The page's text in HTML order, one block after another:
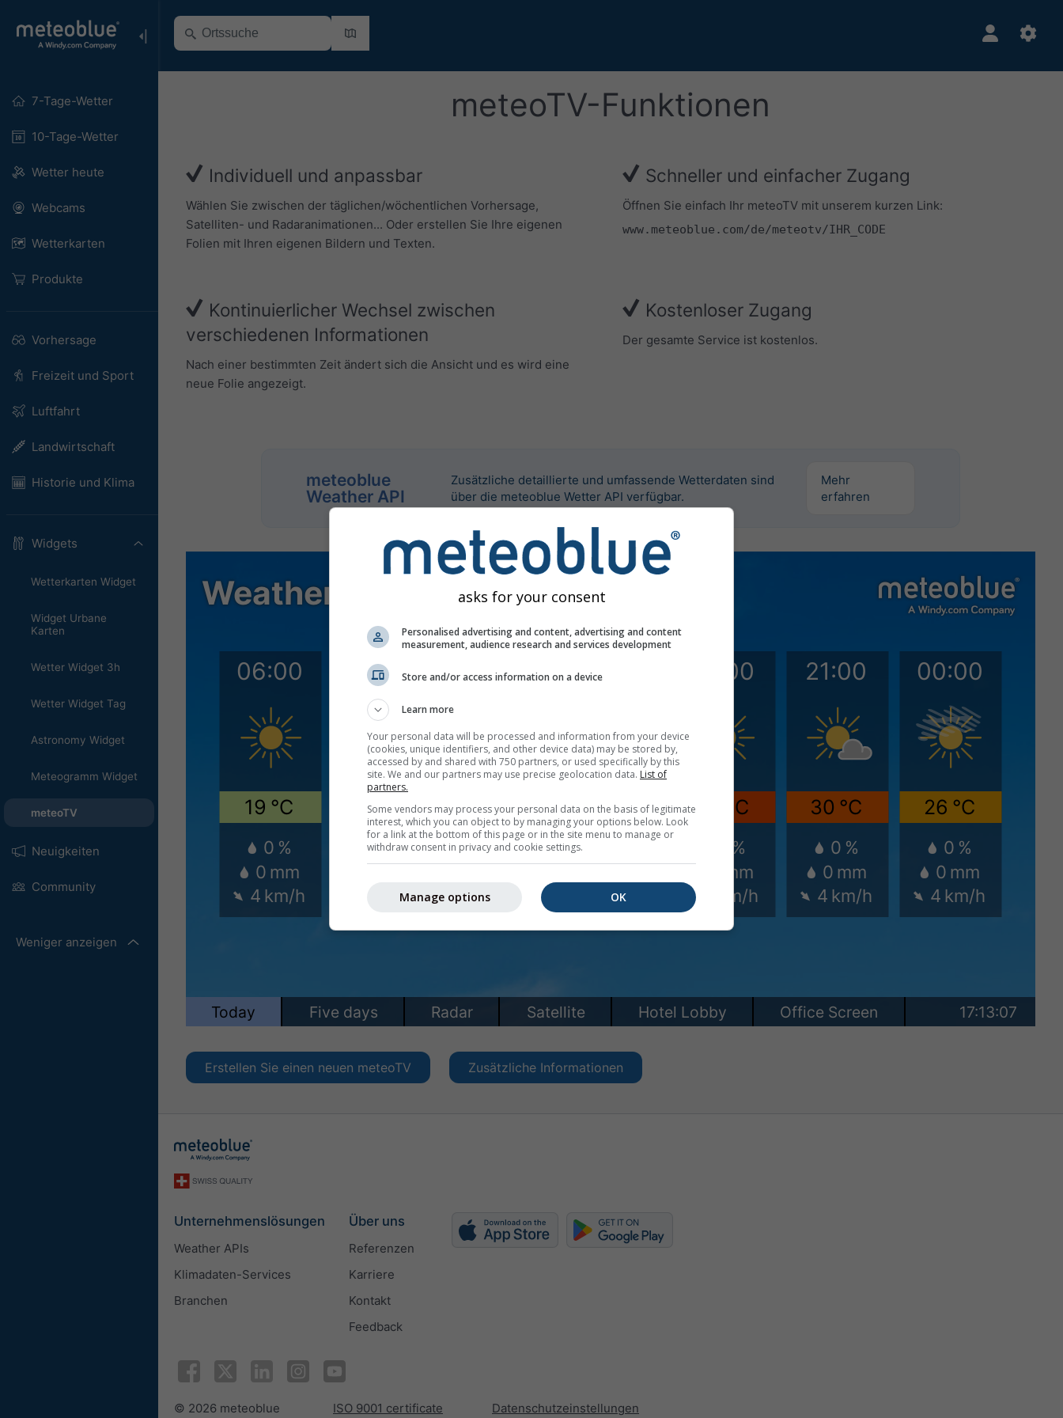
7-Tage-Wetter
10-Tage-Wetter
Wetter heute
Webcams
Wetterkarten
Produkte
Vorhersage
Freizeit und Sport
Luftfahrt
Landwirtschaft
Historie und Klima
Widgets
Wetterkarten Widget
Widget Urbane
Karten
Wetter Widget 3h
Wetter Widget Tag
Astronomy Widget
Meteogramm Widget
meteoTV
Neuigkeiten
Community
Weniger anzeigen
meteoTV-Funktionen
Individuell und anpassbar
Wählen Sie zwischen der täglichen/wöchentlichen Vorhersage,
Satelliten- und Radaranimationen... Oder erstellen Sie Ihre eigenen
Folien mit Ihren eigenen Bildern und Texten.
Schneller und einfacher Zugang
Öffnen Sie einfach Ihr meteoTV mit unserem kurzen Link:
www.meteoblue.com/de/meteotv/IHR_CODE
Kontinuierlicher Wechsel zwischen
verschiedenen Informationen
Nach einer bestimmten Zeit ändert sich die Ansicht und es wird eine
neue Folie angezeigt.
Kostenloser Zugang
Der gesamte Service ist kostenlos.
meteoblue
Weather API
Zusätzliche detaillierte und umfassende Wetterdaten sind
über die meteoblue Wetter API verfügbar.
Mehr
erfahren
Erstellen Sie einen neuen meteoTV Zusätzliche Informationen
Unternehmenslösungen
Weather APIs
Klimadaten-Services
Branchen
Über uns
Referenzen
Karriere
Kontakt
Feedback
© 2026 meteoblue ISO 9001 certificate Datenschutzeinstellungen
asks for your consent
Personalised advertising and content, advertising and content
measurement, audience research and services development
Store and/or access information on a device
Learn more
Your personal data will be processed and information from your device
(cookies, unique identifiers, and other device data) may be stored by,
accessed by and shared with 750 partners, or used specifically by this
site. We and our partners may use precise geolocation data. List of
partners.
Some vendors may process your personal data on the basis of legitimate
interest, which you can object to by managing your options below. Look
for a link at the bottom of this page or in the site menu to manage or
withdraw consent in privacy and cookie settings.
OK
Manage options